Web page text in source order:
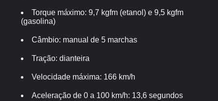
Torque máximo: 9,7 kgfm (etanol) e 9,5 kgfm
(gasolina)
Câmbio: manual de 5 marchas
Tração: dianteira
Velocidade máxima: 166 km/h
Aceleração de 0 a 100 km/h: 13,6 segundos